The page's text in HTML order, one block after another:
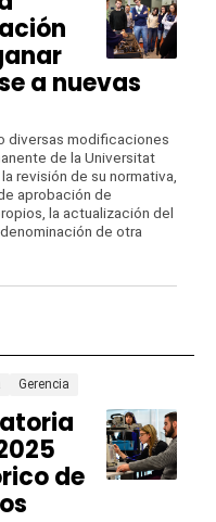
a nuevas
diversas modificaciones
de la Universitat
revisión de su normativa,
aprobación de
la actualización del
de otra
Gerencia
de